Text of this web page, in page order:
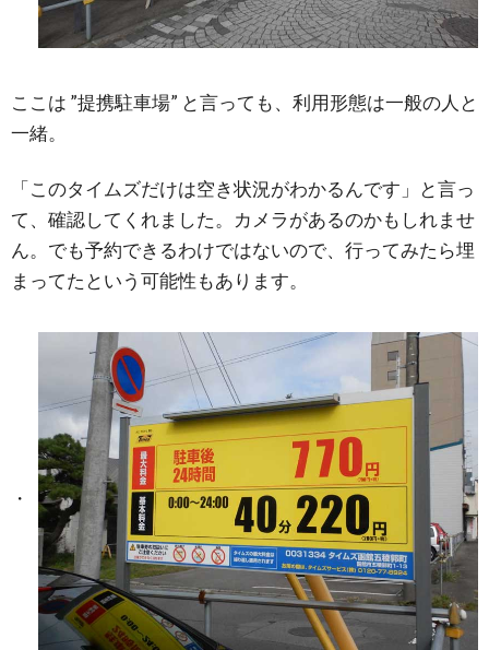
ここは ”提携駐車場” と言っても、利用形態は一般の人と
一緒。
「このタイムズだけは空き状況がわかるんです」と言っ
て、確認してくれました。カメラがあるのかもしれませ
ん。でも予約できるわけではないので、行ってみたら埋
まってたという可能性もあります。